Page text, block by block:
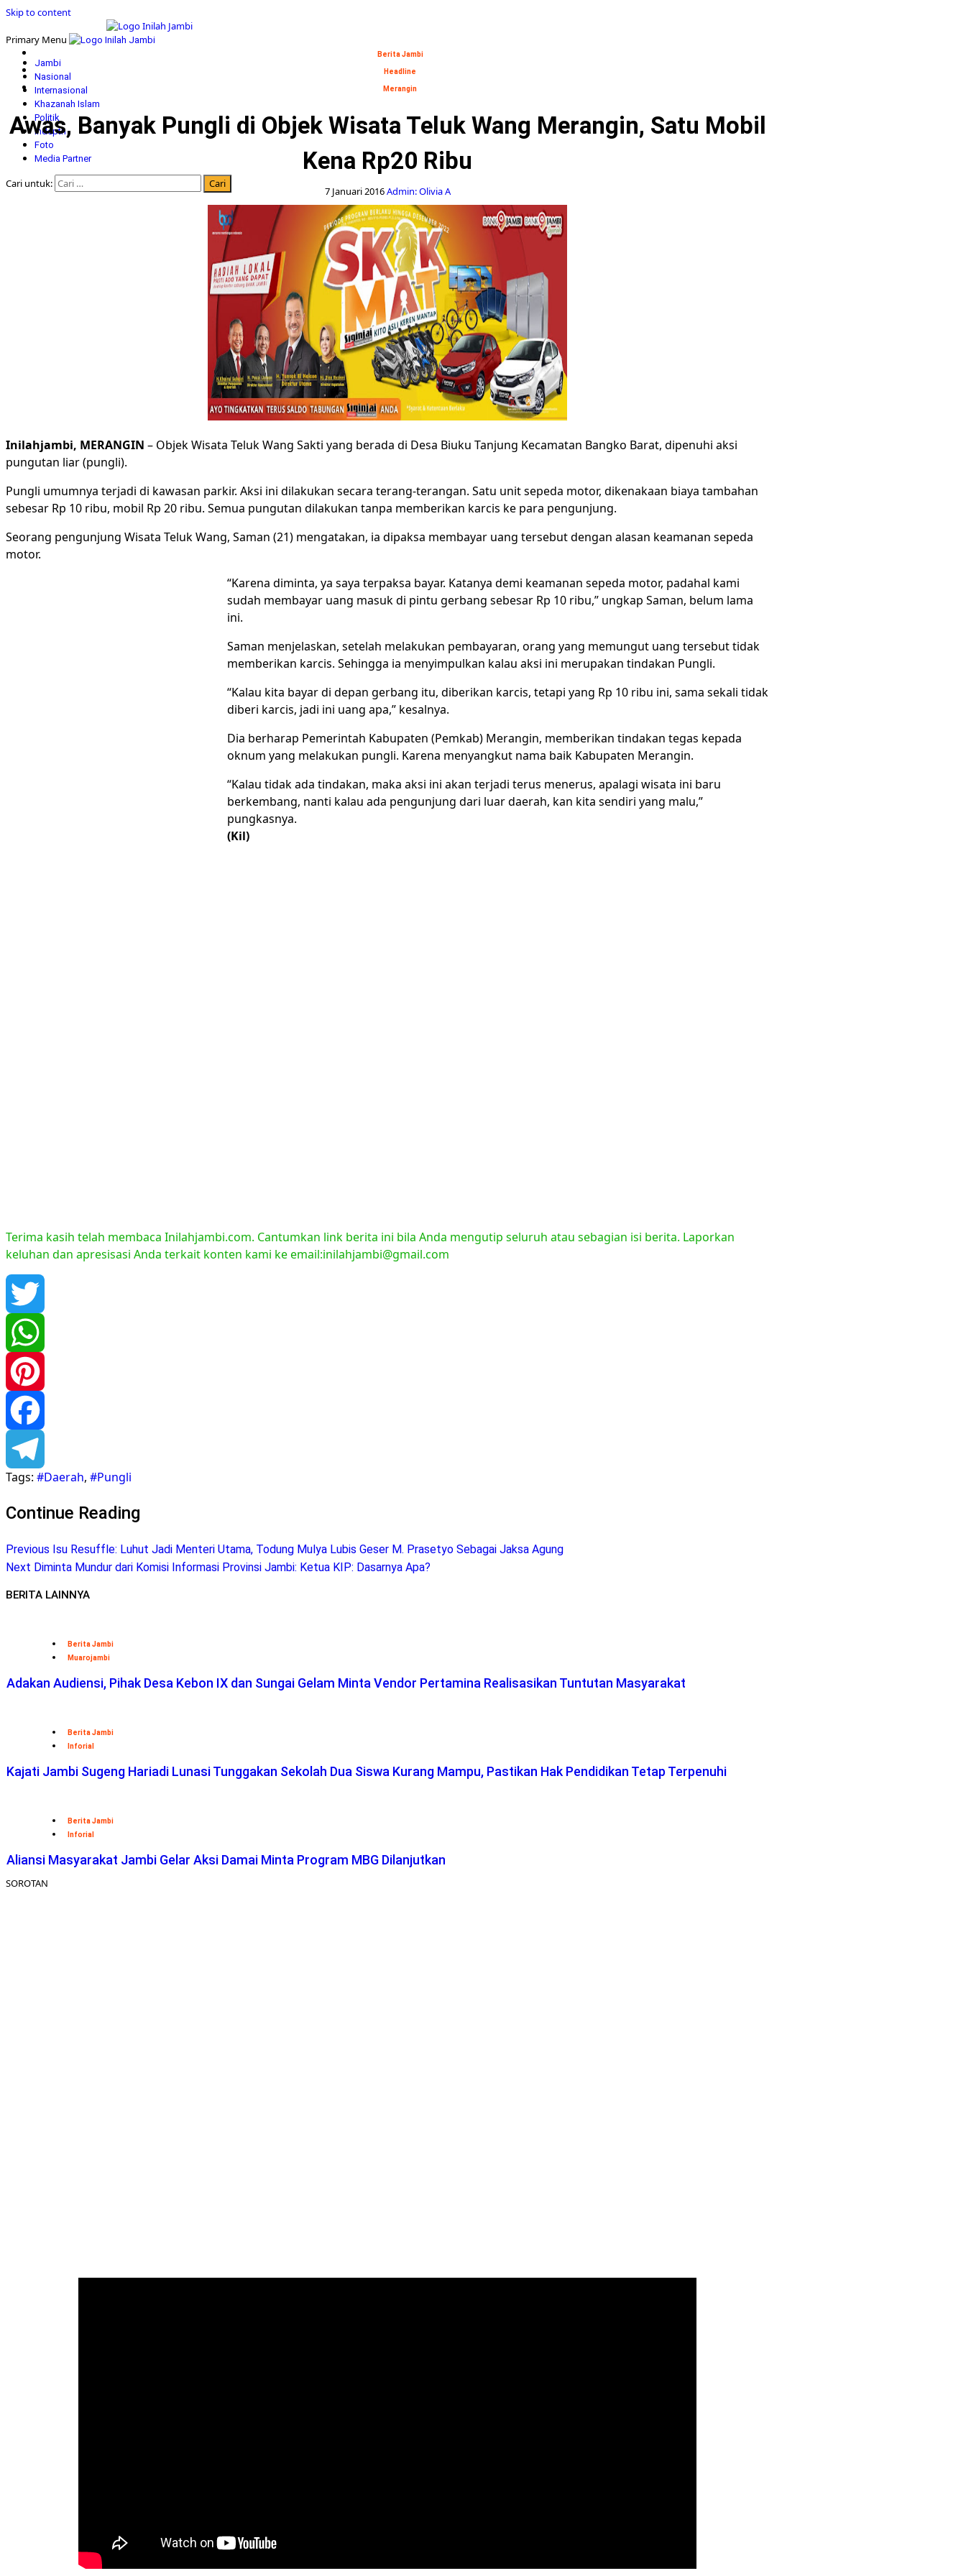
Skip to content
Primary Menu
Jambi
Nasional
Internasional
Khazanah Islam
Politik
Indepth
Foto
Media Partner
Cari untuk:
Berita Jambi
Headline
Merangin
Awas, Banyak Pungli di Objek Wisata Teluk Wang Merangin, Satu Mobil
Kena Rp20 Ribu
7 Januari 2016Admin: Olivia A
Inilahjambi, MERANGIN – Objek Wisata Teluk Wang Sakti yang berada di Desa Biuku Tanjung Kecamatan Bangko Barat, dipenuhi aksi
pungutan liar (pungli).
Pungli umumnya terjadi di kawasan parkir. Aksi ini dilakukan secara terang-terangan. Satu unit sepeda motor, dikenakaan biaya tambahan
sebesar Rp 10 ribu, mobil Rp 20 ribu. Semua pungutan dilakukan tanpa memberikan karcis ke para pengunjung.
Seorang pengunjung Wisata Teluk Wang, Saman (21) mengatakan, ia dipaksa membayar uang tersebut dengan alasan keamanan sepeda
motor.
“Karena diminta, ya saya terpaksa bayar. Katanya demi keamanan sepeda motor, padahal kami
sudah membayar uang masuk di pintu gerbang sebesar Rp 10 ribu,” ungkap Saman, belum lama
ini.
Saman menjelaskan, setelah melakukan pembayaran, orang yang memungut uang tersebut tidak
memberikan karcis. Sehingga ia menyimpulkan kalau aksi ini merupakan tindakan Pungli.
“Kalau kita bayar di depan gerbang itu, diberikan karcis, tetapi yang Rp 10 ribu ini, sama sekali tidak
diberi karcis, jadi ini uang apa,” kesalnya.
Dia berharap Pemerintah Kabupaten (Pemkab) Merangin, memberikan tindakan tegas kepada
oknum yang melakukan pungli. Karena menyangkut nama baik Kabupaten Merangin.
“Kalau tidak ada tindakan, maka aksi ini akan terjadi terus menerus, apalagi wisata ini baru
berkembang, nanti kalau ada pengunjung dari luar daerah, kan kita sendiri yang malu,”
pungkasnya.
(Kil)
Terima kasih telah membaca Inilahjambi.com. Cantumkan link berita ini bila Anda mengutip seluruh atau sebagian isi berita. Laporkan
keluhan dan apresisasi Anda terkait konten kami ke email:inilahjambi@gmail.com
Twitter
WhatsApp
Pinterest
Facebook
Telegram
Tags: #Daerah, #Pungli
Continue Reading
Previous Isu Resuffle: Luhut Jadi Menteri Utama, Todung Mulya Lubis Geser M. Prasetyo Sebagai Jaksa Agung
Next Diminta Mundur dari Komisi Informasi Provinsi Jambi: Ketua KIP: Dasarnya Apa?
BERITA LAINNYA
Berita Jambi
Muarojambi
Adakan Audiensi, Pihak Desa Kebon IX dan Sungai Gelam Minta Vendor Pertamina Realisasikan Tuntutan Masyarakat
Berita Jambi
Inforial
Kajati Jambi Sugeng Hariadi Lunasi Tunggakan Sekolah Dua Siswa Kurang Mampu, Pastikan Hak Pendidikan Tetap Terpenuhi
Berita Jambi
Inforial
Aliansi Masyarakat Jambi Gelar Aksi Damai Minta Program MBG Dilanjutkan
SOROTAN